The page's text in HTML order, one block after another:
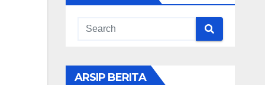
ARSIP BERITA